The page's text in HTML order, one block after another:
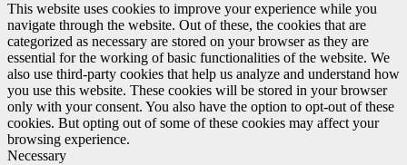
This website uses cookies to improve your experience while you
navigate through the website. Out of these, the cookies that are
categorized as necessary are stored on your browser as they are
essential for the working of basic functionalities of the website. We
also use third-party cookies that help us analyze and understand how
you use this website. These cookies will be stored in your browser
only with your consent. You also have the option to opt-out of these
cookies. But opting out of some of these cookies may affect your
browsing experience.
Necessary